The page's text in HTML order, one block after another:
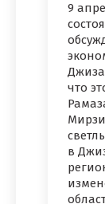
9
что
в